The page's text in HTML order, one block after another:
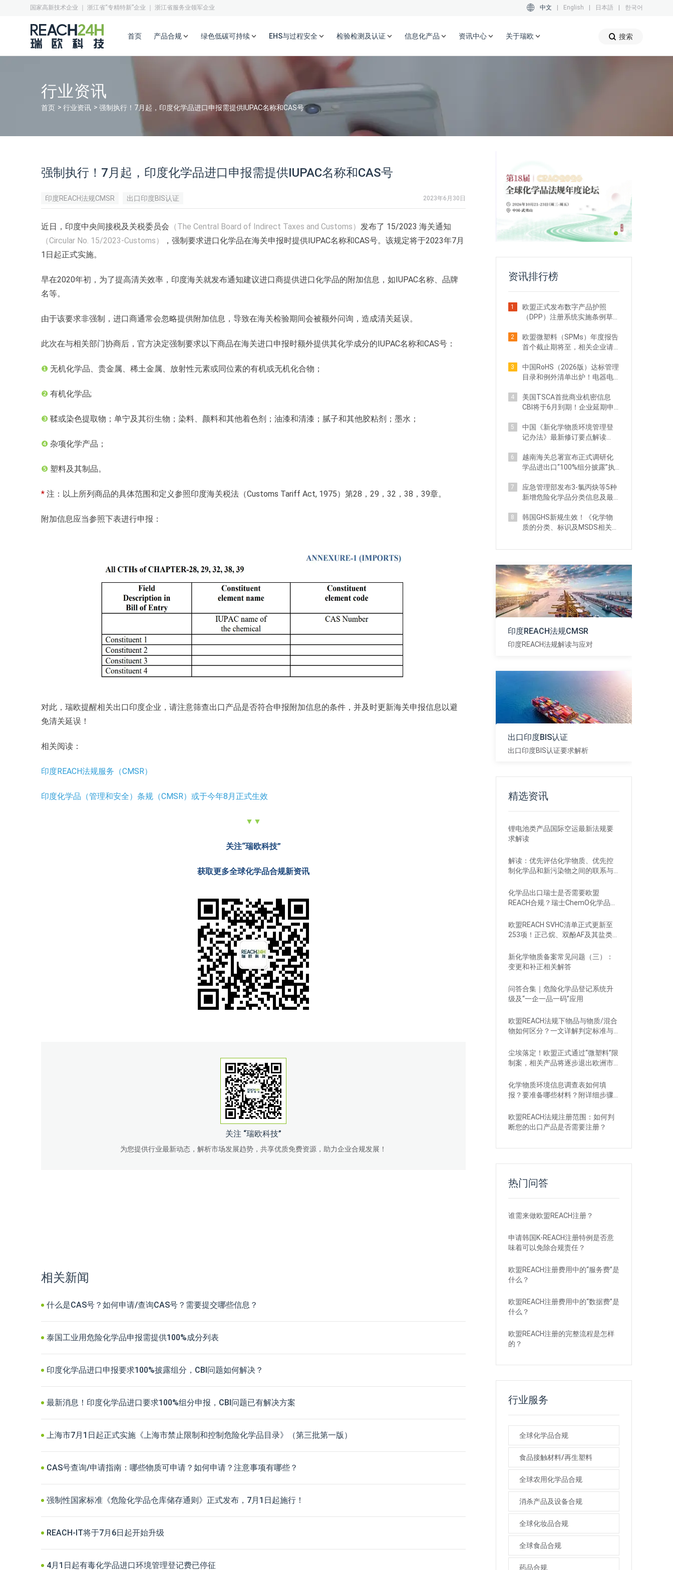
国家高新技术企业 ｜ 浙江省“专精特新”企业 ｜ 浙江省服务业领军企业 中文 English 日本語 한국어
首页 产品合规 绿色低碳可持续 EHS与过程安全 检验检测及认证 信息化产品 资讯中心 关于瑞欧 搜索
行业资讯
首页 行业资讯 强制执行！7月起，印度化学品进口申报需提供IUPAC名称和CAS号
强制执行！7月起，印度化学品进口申报需提供IUPAC名称和CAS号
印度REACH法规CMSR 出口印度BIS认证 2023年6月30日
近日，印度中央间接税及关税委员会 （The Central Board of Indirect Taxes and Customs） 发布了 15/2023 海关通知
（Circular No. 15/2023-Customs）
，强制要求进口化学品在海关申报时提供IUPAC名称和CAS号。该规定将于2023年7月
1日起正式实施。
早在2020年初，为了提高清关效率，印度海关就发布通知建议进口商提供进口化学品的附加信息，如IUPAC名称、品牌
名等。
由于该要求非强制，进口商通常会忽略提供附加信息，导致在海关检验期间会被额外问询，造成清关延误。
此次在与相关部门协商后，官方决定强制要求以下商品在海关进口申报时额外提供其化学成分的IUPAC名称和CAS号：
❶ 无机化学品、贵金属、稀土金属、放射性元素或同位素的有机或无机化合物；
❷ 有机化学品;
❸ 鞣或染色提取物；单宁及其衍生物；染料、颜料和其他着色剂；油漆和清漆；腻子和其他胶粘剂；墨水；
❹ 杂项化学产品；
❺ 塑料及其制品。
* 注：以上所列商品的具体范围和定义参照印度海关税法（Customs Tariff Act, 1975）第28，29，32，38，39章。
附加信息应当参照下表进行申报：
对此，瑞欧提醒相关出口印度企业，请注意筛查出口产品是否符合申报附加信息的条件，并及时更新海关申报信息以避
免清关延误！
相关阅读：
印度REACH法规服务（CMSR）
印度化学品（管理和安全）条规（CMSR）或于今年8月正式生效
▼▼
关注“瑞欧科技”
获取更多全球化学品合规新资讯
关注 “瑞欧科技”
为您提供行业最新动态，解析市场发展趋势，共享优质免费资源，助力企业合规发展！
相关新闻
什么是CAS号？如何申请/查询CAS号？需要提交哪些信息？
泰国工业用危险化学品申报需提供100%成分列表
印度化学品进口申报要求100%披露组分，CBI问题如何解决？
最新消息！印度化学品进口要求100%组分申报，CBI问题已有解决方案
上海市7月1日起正式实施《上海市禁止限制和控制危险化学品目录》（第三批第一版）
CAS号查询/申请指南：哪些物质可申请？如何申请？注意事项有哪些？
强制性国家标准《危险化学品仓库储存通则》正式发布，7月1日起施行！
REACH-IT将于7月6日起开始升级
4月1日起有毒化学品进口环境管理登记费已停征
资讯排行榜
1
欧盟正式发布数字产品护照
（DPP）注册系统实施条例草
2
欧盟微塑料（SPMs）年度报告
首个截止期将至，相关企业请
3
中国RoHS（2026版）达标管理
目录和例外清单出炉！电器电
4
美国TSCA首批商业机密信息
CBI将于6月到期！企业延期申
5
中国《新化学物质环境管理登
记办法》最新修订要点解读
6
越南海关总署宣布正式调研化
学品进出口“100%组分披露”执
7
应急管理部发布3-氯丙炔等5种
新增危险化学品分类信息及最
8
韩国GHS新规生效！《化学物
质的分类、标识及MSDS相关标
印度REACH法规CMSR
印度REACH法规解读与应对
出口印度BIS认证
出口印度BIS认证要求解析
精选资讯
锂电池类产品国际空运最新法规要
求解读
解读：优先评估化学物质、优先控
制化学品和新污染物之间的联系与
化学品出口瑞士是否需要欧盟
REACH合规？瑞士ChemO化学品法
欧盟REACH SVHC清单正式更新至
253项！正己烷、双酚AF及其盐类物
新化学物质备案常见问题（三）：
变更和补正相关解答
问答合集｜危险化学品登记系统升
级及“一企一品一码”应用
欧盟REACH法规下物品与物质/混合
物如何区分？一文详解判定标准与
尘埃落定！欧盟正式通过“微塑料”限
制案，相关产品将逐步退出欧洲市
化学物质环境信息调查表如何填
报？要准备哪些材料？附详细步骤
欧盟REACH法规注册范围：如何判
断您的出口产品是否需要注册？
热门问答
谁需来做欧盟REACH注册？
申请韩国K-REACH注册特例是否意
味着可以免除合规责任？
欧盟REACH注册费用中的“服务费”是
什么？
欧盟REACH注册费用中的“数据费”是
什么？
欧盟REACH注册的完整流程是怎样
的？
行业服务
全球化学品合规
食品接触材料/再生塑料
全球农用化学品合规
消杀产品及设备合规
全球化妆品合规
全球食品合规
药品合规